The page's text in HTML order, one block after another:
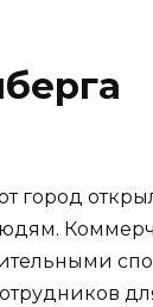
город